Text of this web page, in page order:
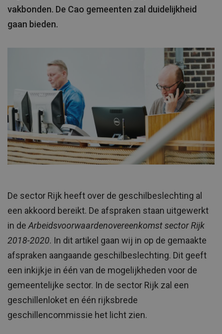
vakbonden. De Cao gemeenten zal duidelijkheid
gaan bieden.
De sector Rijk heeft over de geschilbeslechting al
een akkoord bereikt. De afspraken staan uitgewerkt
in de Arbeidsvoorwaardenovereenkomst sector Rijk
2018-2020. In dit artikel gaan wij in op de gemaakte
afspraken aangaande geschilbeslechting. Dit geeft
een inkijkje in één van de mogelijkheden voor de
gemeentelijke sector. In de sector Rijk zal een
geschillenloket en één rijksbrede
geschillencommissie het licht zien.